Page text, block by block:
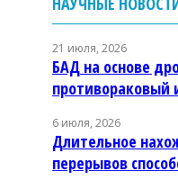
21 июля, 2026
БАД на основе
противораковый
6 июля, 2026
Длительное
перерывов